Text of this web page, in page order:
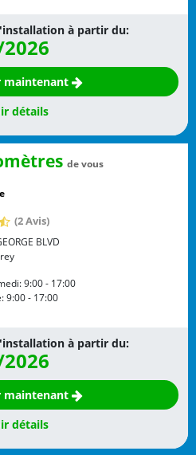
à partir du:
maintenant
détails
de vous
(2 Avis)
BLVD
9:00 - 17:00
9:00 - 17:00
à partir du:
maintenant
détails